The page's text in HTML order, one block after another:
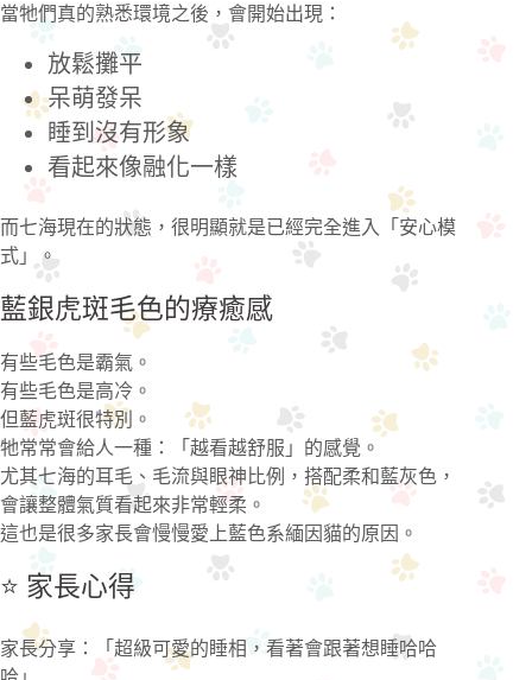
當牠們真的熟悉環境之後，會開始出現：
放鬆攤平
呆萌發呆
睡到沒有形象
看起來像融化一樣
而七海現在的狀態，很明顯就是已經完全進入「安心模
式」。
藍銀虎斑毛色的療癒感
有些毛色是霸氣。
有些毛色是高冷。
但藍虎斑很特別。
牠常常會給人一種：「越看越舒服」的感覺。
尤其七海的耳毛、毛流與眼神比例，搭配柔和藍灰色，
會讓整體氣質看起來非常輕柔。
這也是很多家長會慢慢愛上藍色系緬因貓的原因。
⭐ 家長心得
家長分享：「超級可愛的睡相，看著會跟著想睡哈哈